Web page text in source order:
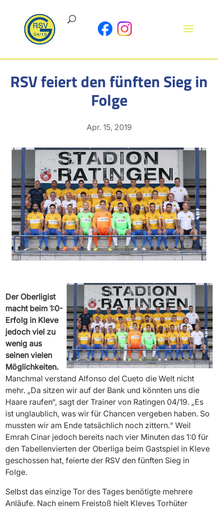
RSV feiert den fünften Sieg in
Folge
Apr. 15, 2019
Der Oberligist
macht beim 1:0-
Erfolg in Kleve
jedoch viel zu
wenig aus
seinen vielen
Möglichkeiten.
Manchmal verstand Alfonso del Cueto die Welt nicht
mehr. „Da sitzen wir auf der Bank und könnten uns die
Haare raufen“, sagt der Trainer von Ratingen 04/19. „Es
ist unglaublich, was wir für Chancen vergeben haben. So
mussten wir am Ende tatsächlich noch zittern.“ Weil
Emrah Cinar jedoch bereits nach vier Minuten das 1:0 für
den Tabellenvierten der Oberliga beim Gastspiel in Kleve
geschossen hat, feierte der RSV den fünften Sieg in
Folge.
Selbst das einzige Tor des Tages benötigte mehrere
Anläufe. Nach einem Freistoß hielt Kleves Torhüter